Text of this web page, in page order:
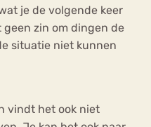
je de volgende keer
zin om dingen de
situatie niet kunnen
vindt het ook niet